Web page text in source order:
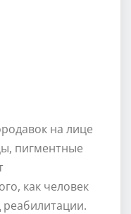
на лице
пигментные
как человек